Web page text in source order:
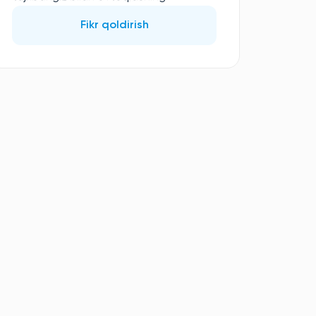
Fikr qoldirish